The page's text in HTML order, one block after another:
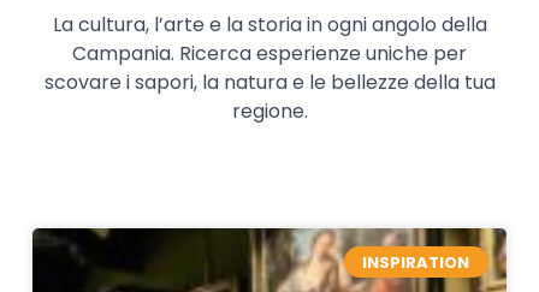
La cultura, l’arte e la storia in ogni angolo della
Campania. Ricerca esperienze uniche per
scovare i sapori, la natura e le bellezze della tua
regione.
INSPIRATION